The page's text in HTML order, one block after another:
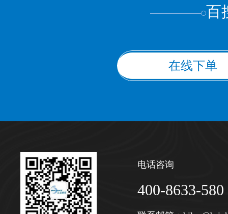
百
在线下单
电话咨询
400-8633-580